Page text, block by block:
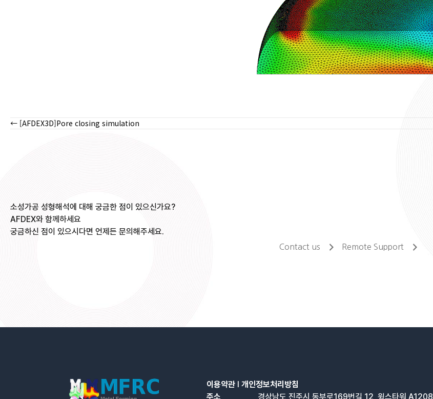
Posts
← [AFDEX3D]Pore closing simulation
소성가공 성형해석에 대해 궁금한 점이 있으신가요?
AFDEX와 함께하세요
궁금하신 점이 있으시다면 언제든 문의해주세요.
Contact us Remote Support
이용약관 l개인정보처리방침
주소
경상남도 진주시 동부로169번길 12, 윙스타워 A1208